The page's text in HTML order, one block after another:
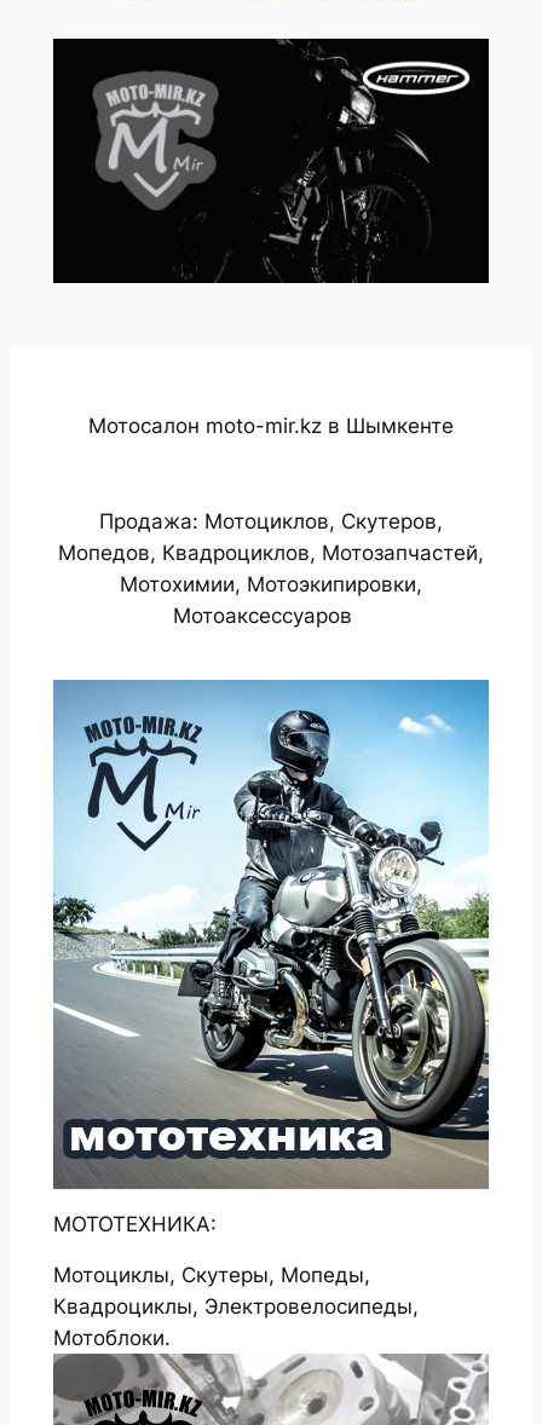
Мотосалон moto-mir.kz в Шымкенте
Продажа: Мотоциклов, Скутеров,
Мопедов, Квадроциклов, Мотозапчастей,
Мотохимии, Мотоэкипировки,
Мотоаксессуаров
МОТОТЕХНИКА:
Мотоциклы, Скутеры, Мопеды,
Квадроциклы, Электровелосипеды,
Мотоблоки.